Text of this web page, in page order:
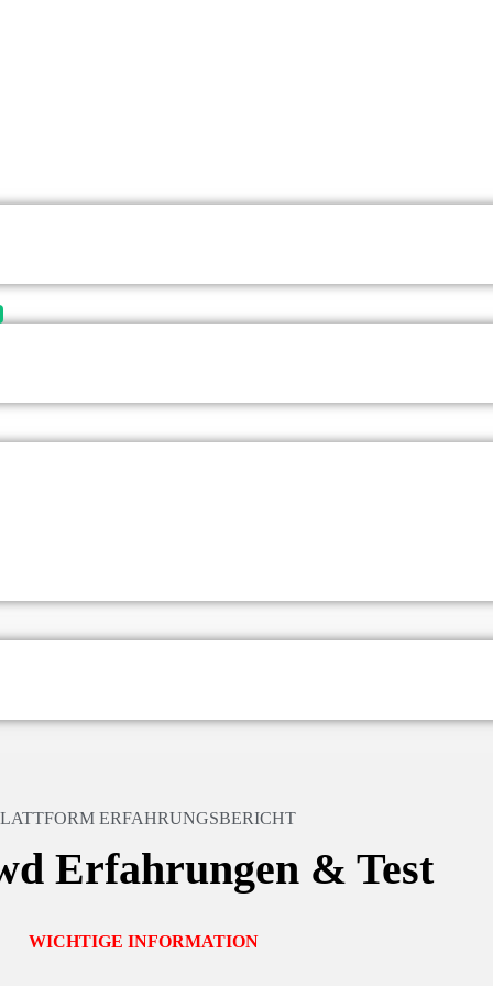
ERFAHRUNGSBERICHT
Erfahrungen & Test
WICHTIGE INFORMATION